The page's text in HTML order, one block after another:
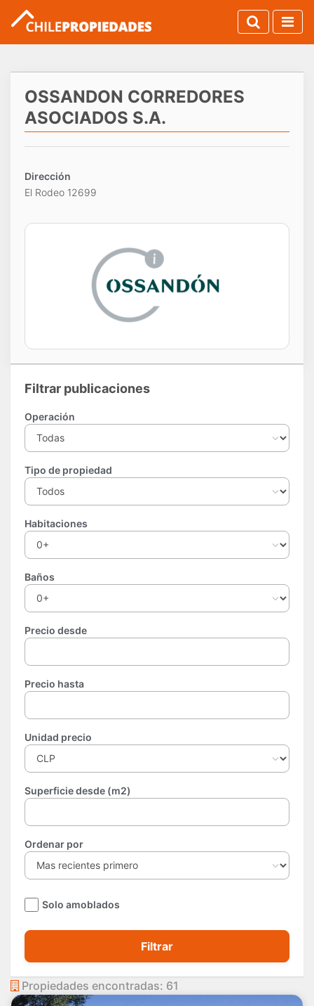
OSSANDON CORREDORES
ASOCIADOS S.A.
Dirección
El Rodeo 12699
Filtrar publicaciones
Operación
Tipo de propiedad
Habitaciones
Baños
Precio desde
Precio hasta
Unidad precio
Superficie desde (m2)
Ordenar por
Solo amoblados
Filtrar
Propiedades encontradas: 61